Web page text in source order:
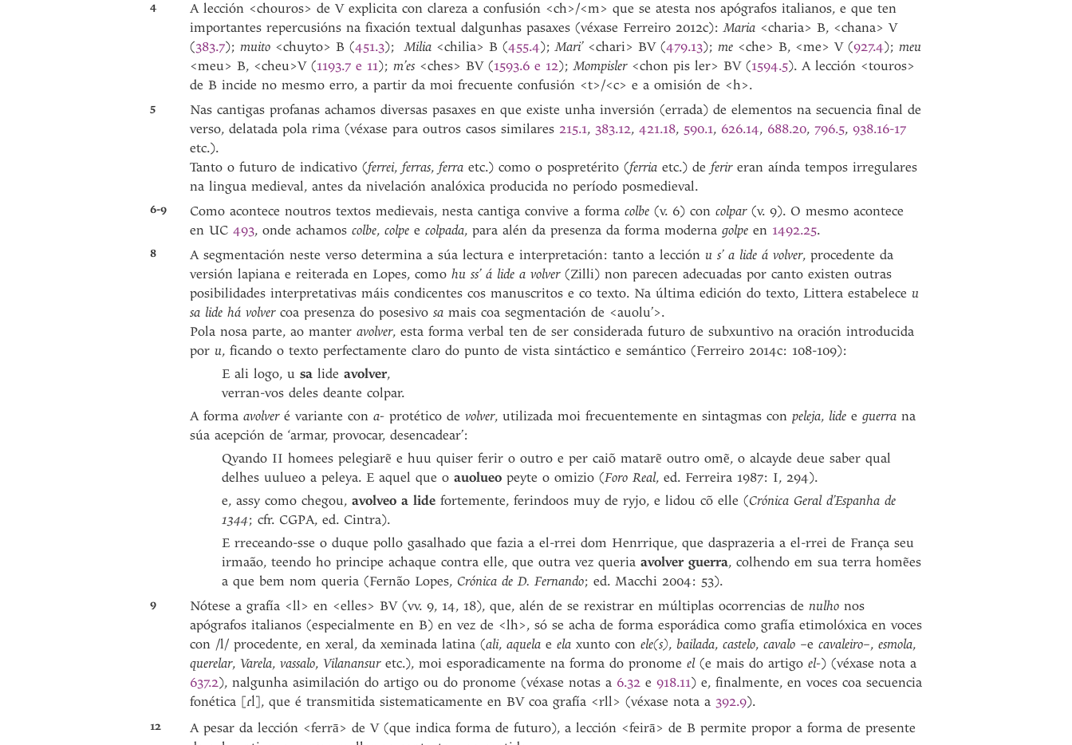
4
A lección <chouros> de V explicita con clareza a confusión <ch>/<m> que se atesta nos apógrafos italianos, e que ten
importantes repercusións na fixación textual dalgunhas pasaxes (véxase Ferreiro 2012c):Maria <charia> B, <chana> V
(383.7); muito <chuyto> B (451.3);Milia <chilia> B (455.4);Mari’<chari> BV (479.13); me <che> B, <me> V (927.4); meu
<meu> B, <cheu>V (1193.7 e 11); m’es <ches> BV (1593.6 e 12);Mompisler<chon pis ler> BV (1594.5). A lección <touros>
de B incide no mesmo erro, a partir da moi frecuente confusión <t>/<c> e a omisión de <h>.
5
Nas cantigas profanas achamos diversas pasaxes en que existe unha inversión (errada) de elementos na secuencia final de
verso, delatada pola rima (véxase para outros casos similares 215.1, 383.12, 421.18, 590.1, 626.14, 688.20, 796.5, 938.16-17
etc.).
Tanto o futuro de indicativo (ferrei, ferras, ferra etc.) como o pospretérito (ferria etc.) de ferireran aínda tempos irregulares
na lingua medieval, antes da nivelación analóxica producida no período posmedieval.
6-9 Como acontece noutros textos medievais, nesta cantiga convive a forma colbe (v. 6) con colpar(v. 9). O mesmo acontece
en UC 493, onde achamos colbe, colpe e colpada, para alén da presenza da forma moderna golpe en 1492.25.
8 A segmentación neste verso determina a súa lectura e interpretación: tanto a lección u s’ a lide á volver, procedente da
versión lapiana e reiterada en Lopes, como hu ss’ á lide a volver(Zilli) non parecen adecuadas por canto existen outras
posibilidades interpretativas máis condicentes cos manuscritos e co texto. Na última edición do texto, Littera estabelece u
sa lide há volvercoa presenza do posesivo sa mais coa segmentación de <auolu’>.
Pola nosa parte, ao manter avolver, esta forma verbal ten de ser considerada futuro de subxuntivo na oración introducida
por u, ficando o texto perfectamente claro do punto de vista sintáctico e semántico (Ferreiro 2014c: 108-109):
E ali logo, u sa lide avolver,
verran-vos deles deante colpar.
A forma avolveré variante con a- protético de volver, utilizada moi frecuentemente en sintagmas con peleja, lide e guerra na
súa acepción de ‘armar, provocar, desencadear’:
Qvando II homees pelegiarẽ e huu quiser ferir o outro e per caiõ matarẽ outro omẽ, o alcayde deue saber qual
delhes uulueo a peleya. E aquel que o auolueo peyte o omizio (Foro Real, ed. Ferreira 1987: I, 294).
e, assy como chegou, avolveo a lide fortemente, ferindoos muy de ryjo, e lidou cõ elle (Crónica Geral d’Espanha de
1344; cfr. CGPA, ed. Cintra).
E rreceando-sse o duque pollo gasalhado que fazia a el-rrei dom Henrrique, que dasprazeria a el-rrei de França seu
irmaão, teendo ho principe achaque contra elle, que outra vez queria avolver guerra, colhendo em sua terra homẽes
a que bem nom queria (Fernão Lopes, Crónica de D. Fernando; ed. Macchi 2004: 53).
9 Nótese a grafía <ll> en <elles> BV (vv. 9, 14, 18), que, alén de se rexistrar en múltiplas ocorrencias de nulho nos
apógrafos italianos (especialmente en B) en vez de <lh>, só se acha de forma esporádica como grafía etimolóxica en voces
con /l/ procedente, en xeral, da xeminada latina (ali, aquela e ela xunto con ele(s), bailada, castelo, cavalo –e cavaleiro–, esmola,
querelar, Varela, vassalo, Vilanansuretc.), moi esporadicamente na forma do pronome el(e mais do artigo el-) (véxase nota a
637.2), nalgunha asimilación do artigo ou do pronome (véxase notas a 6.32 e 918.11) e, finalmente, en voces coa secuencia
fonética [ɾl], que é transmitida sistematicamente en BV coa grafía <rll> (véxase nota a 392.9).
12
A pesar da lección <ferrā> de V (que indica forma de futuro), a lección <feirā> de B permite propor a forma de presente